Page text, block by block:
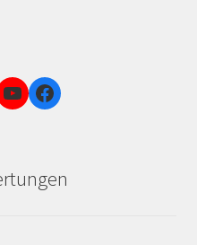
Wien
YouTubeFacebook